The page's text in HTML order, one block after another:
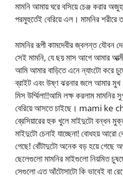
মামনি আমায় ঘরে বসিয়ে চেঞ্জ করার
পরমুহুর্তেই বেরিয়ে এল। মামনির শরীরে
মামনির রূপী কামদেবীর জ্বলন্ত যৌবন
সেই মামনি, যে ছয় মাস আগে আমার
আমি আমার বাড়িতে এনে ন্যাংটো করে
ব্রাইট এবং উষ্ণ ঝরনার জলে আমার মুখ
মিস উর্ম্মিলা!!আমি লক্ষ করলাম মামনির
বেরিয়ে আসতে চাইছে। mami
ব্রেসিয়ারের হুক খুলে মাইদুটো বন্ধন
মাইদুটো চেনাই যাচ্ছেনা! বোধহয় আরো
গেছে! বোঁটাদুটো অনেক বড় হয়ে গেছে
ছেলেগুলো মামনির মাইগুলো নিয়মিত
সেগুলো এত আঁটোসাটো কি ভাবেই বা